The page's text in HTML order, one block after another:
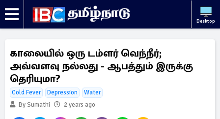
Desktop
காலையில் ஒரு டம்ளர் வெந்நீர்;
அவ்வளவு நல்லது - ஆபத்தும் இருக்கு
தெரியுமா?
Cold Fever Depression
Water
By Sumathi
2 years ago